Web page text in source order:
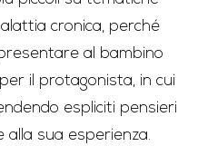
cronica, perché
al bambino
il protagonista, in cui
espliciti pensieri
alla sua esperienza.